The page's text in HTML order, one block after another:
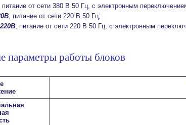
, питание от сети 380 В 50 Гц, с электронным
, питание от сети 220 В 50 Гц;
, питание от сети 220 В 50 Гц, с электронным
параметры работы блоков